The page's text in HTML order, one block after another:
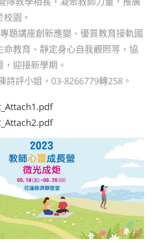
園。
題講座創新應變、優質教育接軌國
命教育、靜定身心自我觀照等，協
迎接新學期。
詩評小姐，03-8266779轉258。